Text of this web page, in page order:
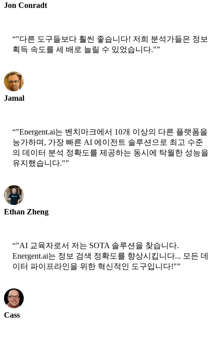
Jon Conradt
“"다른 도구들보다 훨씬 좋습니다! 저희 분석가들은 정보
획득 속도를 세 배로 늘릴 수 있었습니다."”
Jamal
“"Energent.ai는 벤치마크에서 10개 이상의 다른 플랫폼을
능가하며, 가장 빠른 AI 에이전트 솔루션으로 최고 수준
의 데이터 분석 정확도를 제공하는 동시에 탁월한 성능을
유지했습니다."”
Ethan Zheng
“"AI 교육자로서 저는 SOTA 솔루션을 찾습니다.
Energent.ai는 정보 검색 정확도를 향상시킵니다... 모든 데
이터 파이프라인을 위한 혁신적인 도구입니다!"”
Cass